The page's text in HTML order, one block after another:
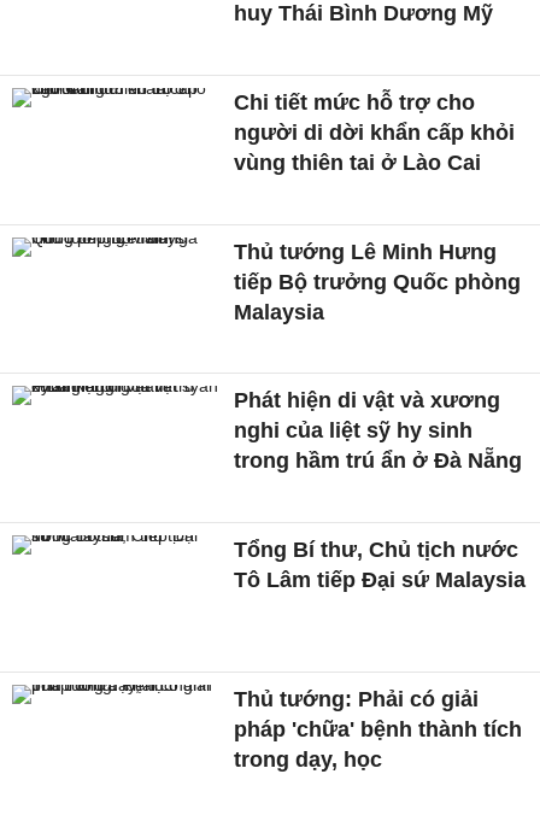
huy Thái Bình Dương Mỹ
Chi tiết mức hỗ trợ cho
người di dời khẩn cấp khỏi
vùng thiên tai ở Lào Cai
Thủ tướng Lê Minh Hưng
tiếp Bộ trưởng Quốc phòng
Malaysia
Phát hiện di vật và xương
nghi của liệt sỹ hy sinh
trong hầm trú ẩn ở Đà Nẵng
Tổng Bí thư, Chủ tịch nước
Tô Lâm tiếp Đại sứ Malaysia
Thủ tướng: Phải có giải
pháp 'chữa' bệnh thành tích
trong dạy, học